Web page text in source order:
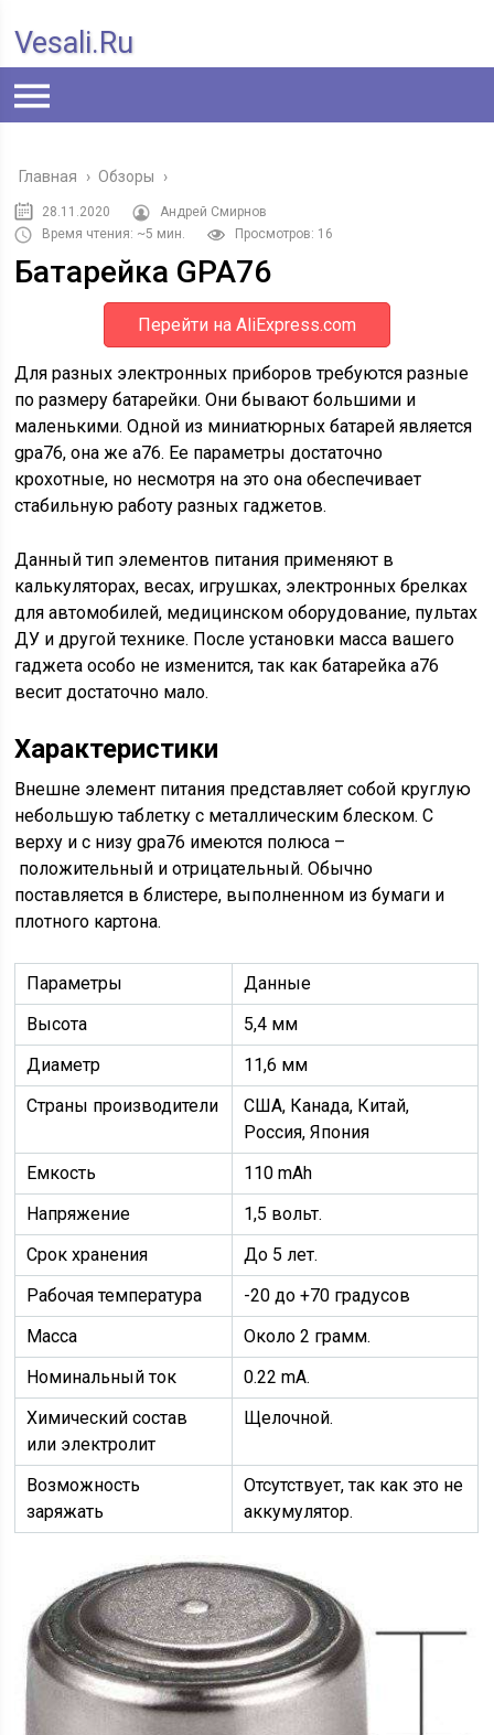
Vesali.ru
Главная › Обзоры ›
28.11.2020
Андрей Смирнов
Время чтения: ~5 мин.
Просмотров: 16
Батарейка GPA76
Перейти на AliExpress.com
Для разных электронных приборов требуются разные
по размеру батарейки. Они бывают большими и
маленькими. Одной из миниатюрных батарей является
gpa76, она же а76. Ее параметры достаточно
крохотные, но несмотря на это она обеспечивает
стабильную работу разных гаджетов.
Данный тип элементов питания применяют в
калькуляторах, весах, игрушках, электронных брелках
для автомобилей, медицинском оборудование, пультах
ДУ и другой технике. После установки масса вашего
гаджета особо не изменится, так как батарейка a76
весит достаточно мало.
Характеристики
Внешне элемент питания представляет собой круглую
небольшую таблетку с металлическим блеском. С
верху и с низу gpa76 имеются полюса –
положительный и отрицательный. Обычно
поставляется в блистере, выполненном из бумаги и
плотного картона.
Параметры
Данные
Высота
5,4 мм
Диаметр
11,6 мм
Страны производители
США, Канада, Китай,
Россия, Япония
Емкость
110 mAh
Напряжение
1,5 вольт.
Срок хранения
До 5 лет.
Рабочая температура
-20 до +70 градусов
Масса
Около 2 грамм.
Номинальный ток
0.22 mA.
Химический состав
или электролит
Щелочной.
Возможность
заряжать
Отсутствует, так как это не
аккумулятор.